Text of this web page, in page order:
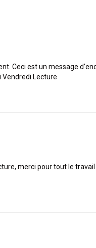
Ceci est un message
Vendredi Lecture
merci pour tout le